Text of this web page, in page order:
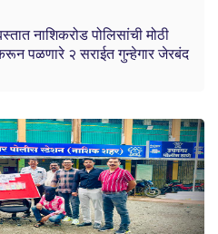
नाशिकरोड पोलिसांची मोठी
करून पळणारे २ सराईत गुन्हेगार जेरबंद